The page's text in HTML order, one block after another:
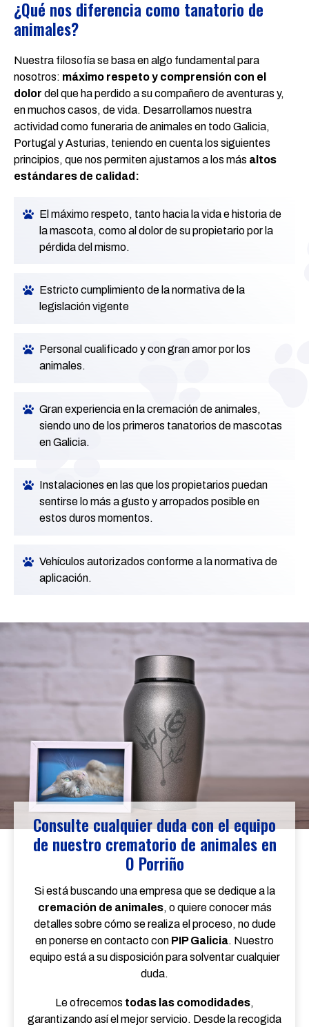
¿Qué nos diferencia como tanatorio de
animales?
Nuestra filosofía se basa en algo fundamental para
nosotros: máximo respeto y comprensión con el
dolor del que ha perdido a su compañero de aventuras y,
en muchos casos, de vida. Desarrollamos nuestra
actividad como funeraria de animales en todo Galicia,
Portugal y Asturias, teniendo en cuenta los siguientes
principios, que nos permiten ajustarnos a los más altos
estándares de calidad:
El máximo respeto, tanto hacia la vida e historia de
la mascota, como al dolor de su propietario por la
pérdida del mismo.
Estricto cumplimiento de la normativa de la
legislación vigente
Personal cualificado y con gran amor por los
animales.
Gran experiencia en la cremación de animales,
siendo uno de los primeros tanatorios de mascotas
en Galicia.
Instalaciones en las que los propietarios puedan
sentirse lo más a gusto y arropados posible en
estos duros momentos.
Vehículos autorizados conforme a la normativa de
aplicación.
Consulte cualquier duda con el equipo
de nuestro crematorio de animales en
O Porriño
Si está buscando una empresa que se dedique a la
cremación de animales, o quiere conocer más
detalles sobre cómo se realiza el proceso, no dude
en ponerse en contacto con PIP Galicia. Nuestro
equipo está a su disposición para solventar cualquier
duda.
Le ofrecemos todas las comodidades,
garantizando así el mejor servicio. Desde la recogida